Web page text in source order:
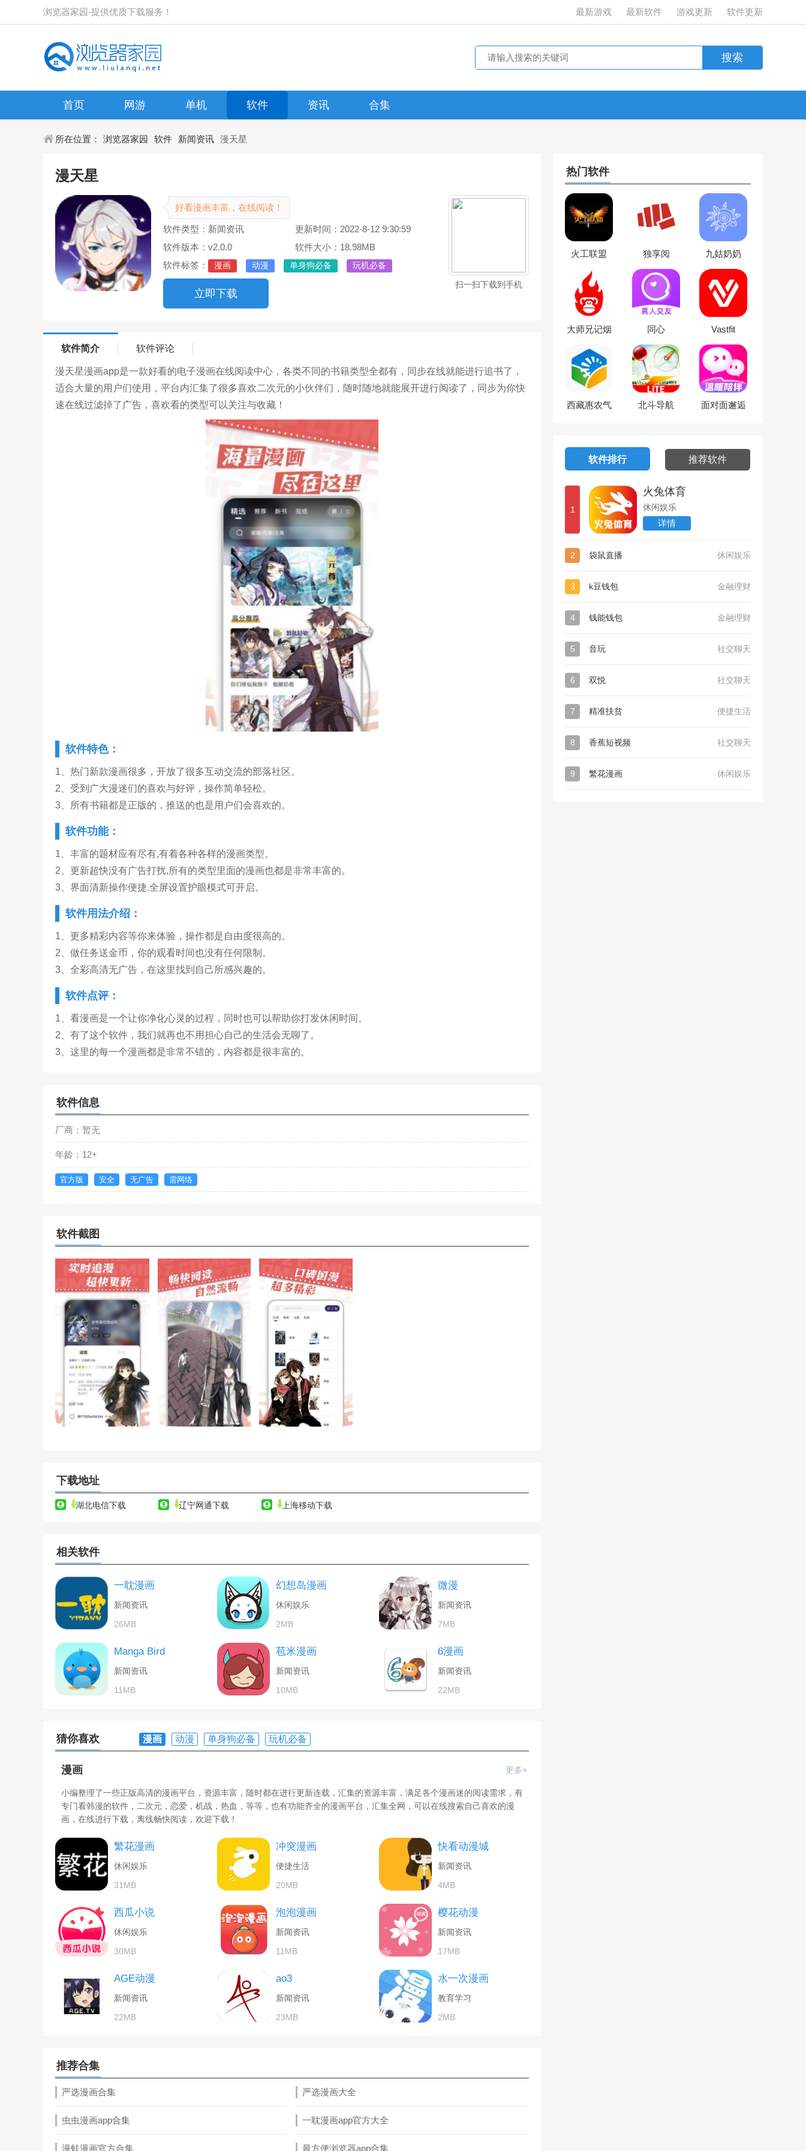
浏览器家园-提供优质下载服务！ 最新游戏 最新软件 游戏更新 软件更新
首页 网游 单机 软件 资讯 合集
所在位置： 浏览器家园 软件 新闻资讯 漫天星
漫天星
好看漫画丰富，在线阅读！
软件类型：新闻资讯
更新时间：2022-8-12 9:30:59
软件版本：v2.0.0
软件大小：18.98MB
软件标签：
漫画 动漫 单身狗必备 玩机必备
立即下载
扫一扫下载到手机
软件简介 软件评论
漫天星漫画app是一款好看的电子漫画在线阅读中心，各类不同的书籍类型全都有，同步在线就能进行追书了，
适合大量的用户们使用，平台内汇集了很多喜欢二次元的小伙伴们，随时随地就能展开进行阅读了，同步为你快
速在线过滤掉了广告，喜欢看的类型可以关注与收藏！
软件特色：
1、热门新款漫画很多，开放了很多互动交流的部落社区。
2、受到广大漫迷们的喜欢与好评，操作简单轻松。
3、所有书籍都是正版的，推送的也是用户们会喜欢的。
软件功能：
1、丰富的题材应有尽有,有着各种各样的漫画类型。
2、更新超快没有广告打扰,所有的类型里面的漫画也都是非常丰富的。
3、界面清新操作便捷.全屏设置护眼模式可开启。
软件用法介绍：
1、更多精彩内容等你来体验，操作都是自由度很高的。
2、做任务送金币，你的观看时间也没有任何限制。
3、全彩高清无广告，在这里找到自己所感兴趣的。
软件点评：
1、看漫画是一个让你净化心灵的过程，同时也可以帮助你打发休闲时间。
2、有了这个软件，我们就再也不用担心自己的生活会无聊了。
3、这里的每一个漫画都是非常不错的，内容都是很丰富的。
软件信息
厂商：暂无
年龄：12+
官方版 安全 无广告 需网络
软件截图
下载地址
湖北电信下载 辽宁网通下载 上海移动下载
相关软件
一耽漫画
新闻资讯
26MB
幻想岛漫画
休闲娱乐
2MB
微漫
新闻资讯
7MB
Manga Bird
新闻资讯
11MB
苞米漫画
新闻资讯
10MB
6漫画
新闻资讯
22MB
猜你喜欢 漫画 动漫 单身狗必备 玩机必备
漫画 更多+
小编整理了一些正版高清的漫画平台，资源丰富，随时都在进行更新连载，汇集的资源丰富，满足各个漫画迷的阅读需求，有
专门看韩漫的软件，二次元，恋爱，机战，热血，等等，也有功能齐全的漫画平台，汇集全网，可以在线搜索自己喜欢的漫
画，在线进行下载，离线畅快阅读，欢迎下载！
繁花漫画
休闲娱乐
31MB
冲突漫画
便捷生活
20MB
快看动漫城
新闻资讯
4MB
西瓜小说
休闲娱乐
30MB
泡泡漫画
新闻资讯
11MB
樱花动漫
新闻资讯
17MB
AGE动漫
新闻资讯
22MB
ao3
新闻资讯
23MB
水一次漫画
教育学习
2MB
推荐合集
严选漫画合集 严选漫画大全
虫虫漫画app合集 一耽漫画app官方大全
漫蛙漫画官方合集 最方便浏览器app合集
热门软件
火工联盟 独享阅 九姑奶奶
大师兄记烟 同心 Vastfit
西藏惠农气
北斗导航 面对面邂逅
软件排行 推荐软件
1
火兔体育
休闲娱乐
详情
2 袋鼠直播 休闲娱乐
3 k豆钱包 金融理财
4 钱能钱包 金融理财
5 音玩 社交聊天
6 双悦 社交聊天
7 精准扶贫 便捷生活
8 香蕉短视频 社交聊天
9 繁花漫画 休闲娱乐